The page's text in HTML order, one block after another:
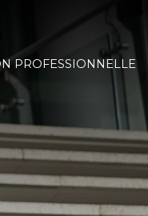
PROFESSIONNELLE